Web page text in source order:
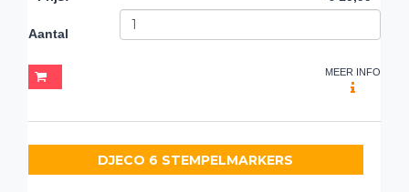
Aantal
MEER INFO
DJECO 6 STEMPELMARKERS